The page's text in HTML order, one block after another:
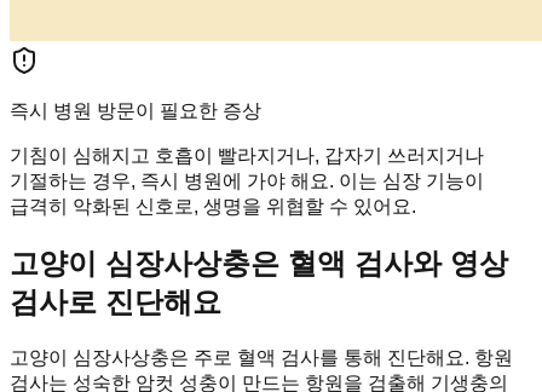
즉시 병원 방문이 필요한 증상
기침이 심해지고 호흡이 빨라지거나, 갑자기 쓰러지거나
기절하는 경우, 즉시 병원에 가야 해요. 이는 심장 기능이
급격히 악화된 신호로, 생명을 위협할 수 있어요.
고양이 심장사상충은 혈액 검사와 영상
검사로 진단해요
고양이 심장사상충은 주로 혈액 검사를 통해 진단해요. 항원
검사는 성숙한 암컷 성충이 만드는 항원을 검출해 기생충의